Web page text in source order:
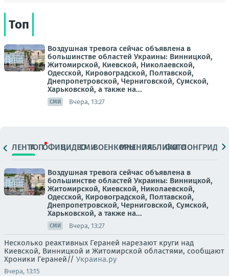
Топ
Воздушная тревога сейчас объявлена в
большинстве областей Украины: Винницкой,
Житомирской, Киевской, Николаевской,
Одесской, Кировоградской, Полтавской,
Днепропетровской, Черниговской, Сумской,
Харьковской, а также на...
СМИ Вчера, 13:27
ЛЕНТАТОПОФИЦ.ВИДЕОСМИВОЕНКОРЫМНЕНИЯПАБЛИКИ
ФОТОЛОНГРИДЫ
Воздушная тревога сейчас объявлена в
большинстве областей Украины: Винницкой,
Житомирской, Киевской, Николаевской,
Одесской, Кировоградской, Полтавской,
Днепропетровской, Черниговской, Сумской,
Харьковской, а также на...
СМИ Вчера, 13:27
Несколько реактивных Гераней нарезают круги над
Киевской, Винницкой и Житомирской областями, сообщают
Хроники Гераней// Украина.ру
Вчера, 13:15